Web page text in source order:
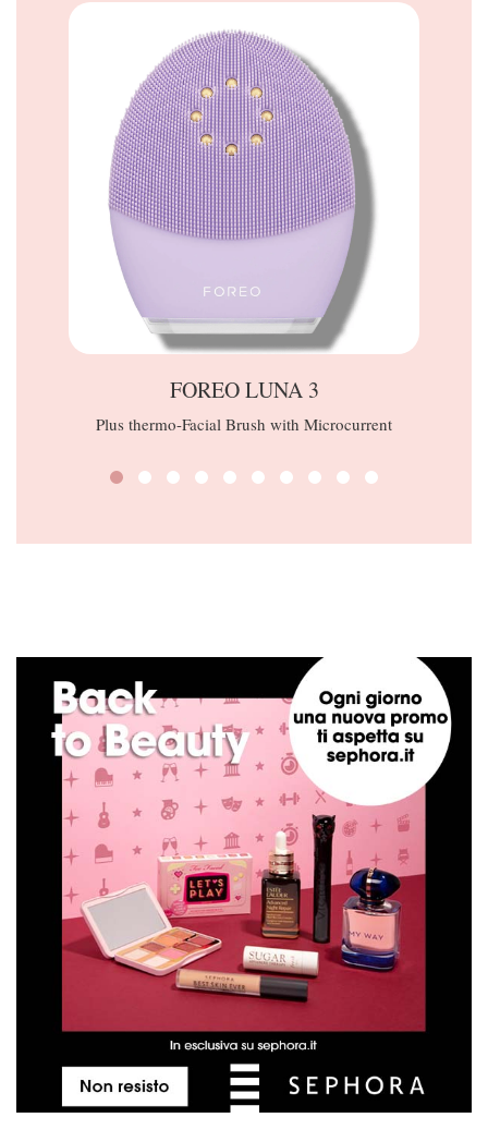
FOREO LUNA 3
Plus thermo-Facial Brush with Microcurrent